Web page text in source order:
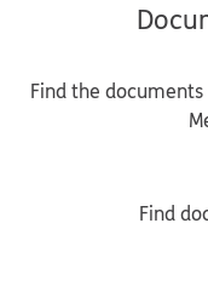
Find the
Find